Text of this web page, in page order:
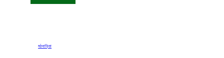
মঠবাড়িয়া